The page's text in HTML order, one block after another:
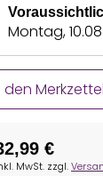
Montag,
den Merkzettel
€
MwSt. zzgl.